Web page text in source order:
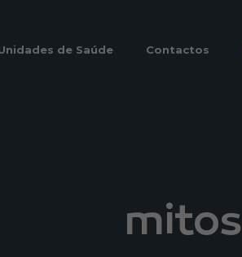
de Saúde Contactos
mitos